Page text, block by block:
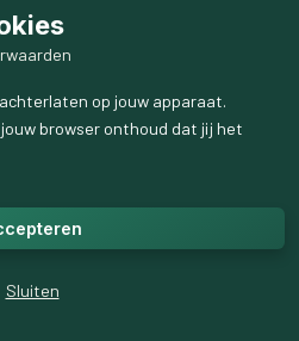
op jouw apparaat.
browser onthoud dat jij het
Sluiten